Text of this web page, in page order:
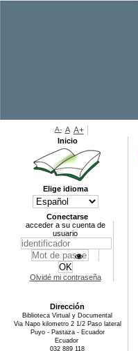
A- A A+
Inicio
Elige idioma
Conectarse
acceder a su cuenta de
usuario
Olvidé mi contraseña
Dirección
Biblioteca Virtual y Documental
Via Napo kilometro 2 1/2 Paso lateral
Puyo - Pastaza - Ecuador
Ecuador
032 889 118